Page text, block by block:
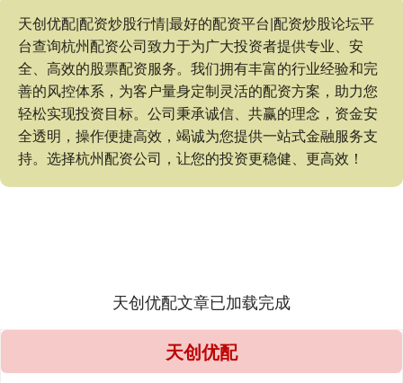
天创优配|配资炒股行情|最好的配资平台|配资炒股论坛平
台查询杭州配资公司致力于为广大投资者提供专业、安
全、高效的股票配资服务。我们拥有丰富的行业经验和完
善的风控体系，为客户量身定制灵活的配资方案，助力您
轻松实现投资目标。公司秉承诚信、共赢的理念，资金安
全透明，操作便捷高效，竭诚为您提供一站式金融服务支
持。选择杭州配资公司，让您的投资更稳健、更高效！
天创优配文章已加载完成
天创优配